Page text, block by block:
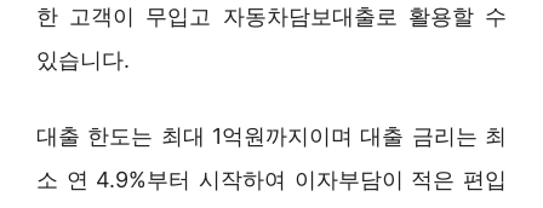
한 고객이 무입고 자동차담보대출로 활용할 수
있습니다.
대출 한도는 최대 1억원까지이며 대출 금리는 최
소 연 4.9%부터 시작하여 이자부담이 적은 편입